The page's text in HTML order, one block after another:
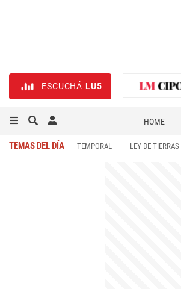
ESCUCHÁ LU5
HOME
TEMAS DEL DÍA TEMPORAL LEY DE TIERRAS